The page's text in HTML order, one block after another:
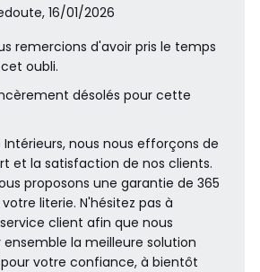
16/01/2026
remercions d'avoir pris le temps
oubli.
désolés pour cette
Intérieurs, nous nous efforçons de
et la satisfaction de nos clients.
proposons une garantie de 365
literie. N'hésitez pas à
client afin que nous
ensemble la meilleure solution
votre confiance, à bientôt